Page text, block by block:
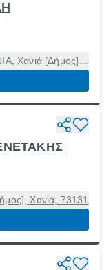
Χανιά [Δήμος],
Χανιά, 73131